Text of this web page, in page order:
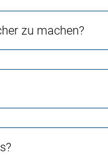
zu machen?